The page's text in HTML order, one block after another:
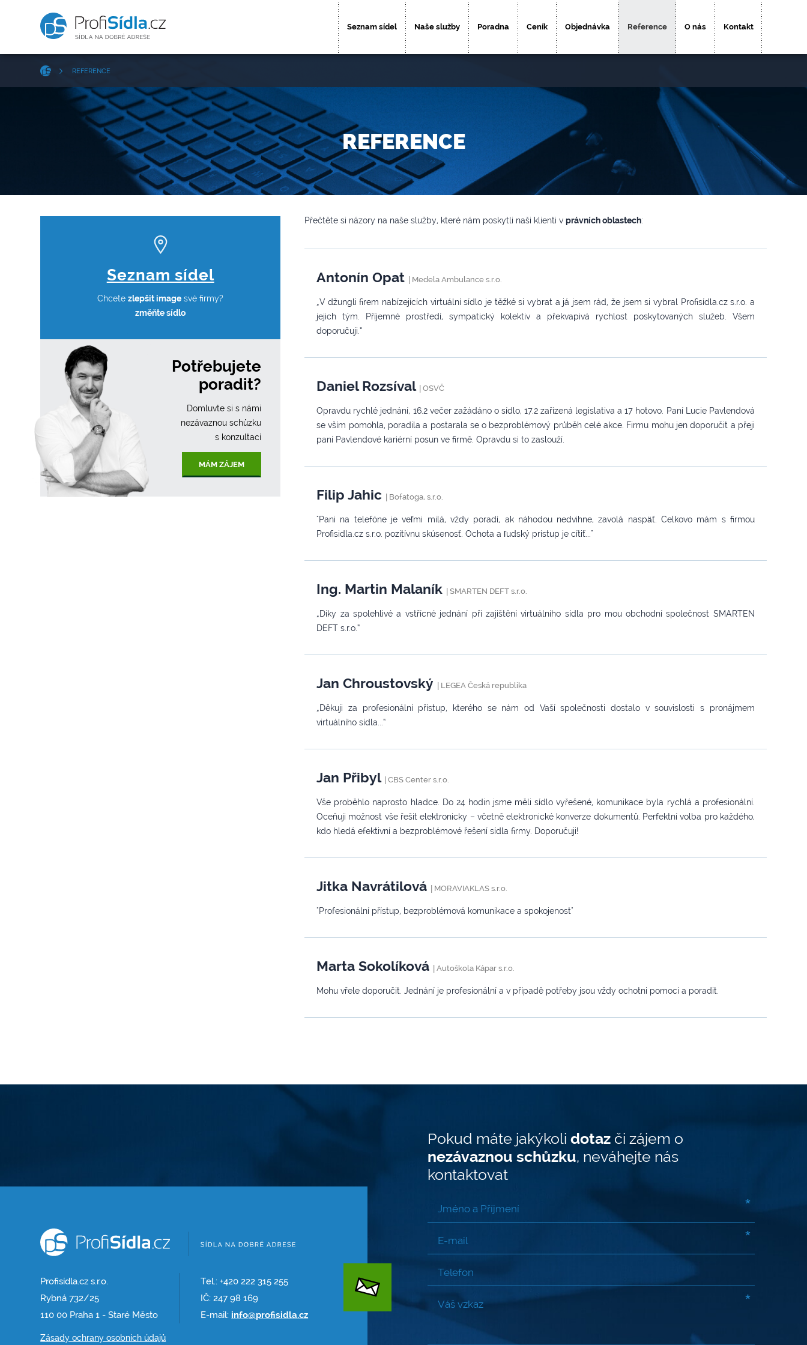
Seznam sídel Naše služby Poradna Ceník Objednávka Reference O nás Kontakt
REFERENCE
REFERENCE
Seznam sídel
Chcetezlepšit image své firmy?
změňte sídlo
Potřebujete
poradit?
Domluvte si s námi
nezávaznou schůzku
s konzultací
MÁM ZÁJEM
Přečtěte si názory na naše služby, které nám poskytli naši klienti v právních oblastech:
Antonín Opat Medela Ambulance s.r.o.
„V džungli firem nabízejících virtuální sídlo je těžké si vybrat a já jsem rád, že jsem si vybral Profisídla.cz s.r.o. a
jejich tým. Příjemné prostředí, sympatický kolektiv a překvapivá rychlost poskytovaných služeb. Všem
doporučuji.“
Daniel Rozsíval OSVČ
Opravdu rychlé jednání, 16.2 večer zažádáno o sídlo, 17.2 zařízená legislativa a 17 hotovo. Paní Lucie Pavlendová
se vším pomohla, poradila a postarala se o bezproblémový průběh celé akce. Firmu mohu jen doporučit a přeji
paní Pavlendové kariérní posun ve firmě. Opravdu si to zaslouží.
Filip Jahic Bofatoga, s.r.o.
"Pani na telefóne je veľmi milá, vždy poradí, ak náhodou nedvihne, zavolá naspäť. Celkovo mám s firmou
Profisidla.cz s.r.o. pozitívnu skúsenosť. Ochota a ľudský prístup je cítiť..."
Ing. Martin Malaník SMARTEN DEFT s.r.o.
„Díky za spolehlivé a vstřícné jednání při zajištění virtuálního sídla pro mou obchodní společnost SMARTEN
DEFT s.r.o.“
Jan Chroustovský LEGEA Česká republika
„Děkuji za profesionální přístup, kterého se nám od Vaší společnosti dostalo v souvislosti s pronájmem
virtuálního sídla...“
Jan Přibyl CBS Center s.r.o.
Vše proběhlo naprosto hladce. Do 24 hodin jsme měli sídlo vyřešené, komunikace byla rychlá a profesionální.
Oceňuji možnost vše řešit elektronicky – včetně elektronické konverze dokumentů. Perfektní volba pro každého,
kdo hledá efektivní a bezproblémové řešení sídla firmy. Doporučuji!
Jitka Navrátilová MORAVIAKLAS s.r.o.
"Profesionální přístup, bezproblémová komunikace a spokojenost"
Marta Sokolíková Autoškola Kápar s.r.o.
Mohu vřele doporučit. Jednání je profesionální a v případě potřeby jsou vždy ochotni pomoci a poradit.
Profisídla.cz s.r.o.
Tel.: +420 222 315 255
Rybná 732/25
IČ: 247 98 169
110 00 Praha 1 - Staré Město
E-mail: info@profisidla.cz
Zásady ochrany osobních údajů
Pokud máte jakýkolidotaz či zájem o
nezávaznou schůzku, neváhejte nás
kontaktovat
*
*
*